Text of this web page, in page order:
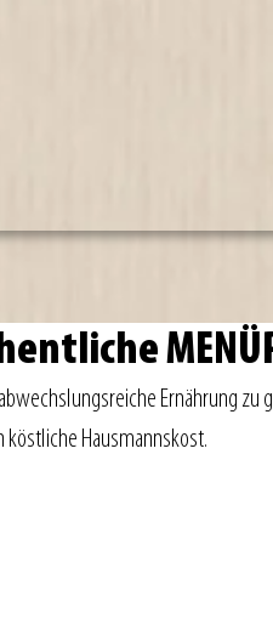
Ernährung zu
köstliche Hausmannskost.